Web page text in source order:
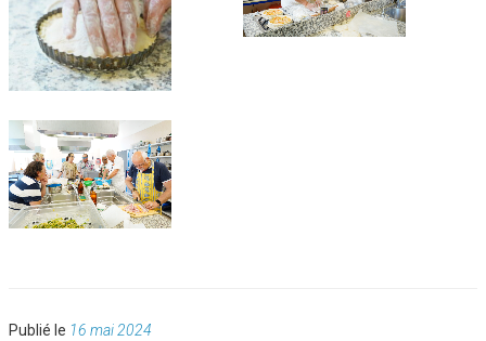
Publié le Publié
16 mai 2024